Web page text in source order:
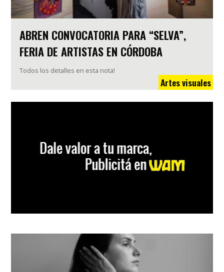
ABREN CONVOCATORIA PARA “SELVA”,
FERIA DE ARTISTAS EN CÓRDOBA
Todos los detalles en esta nota!
Artes visuales